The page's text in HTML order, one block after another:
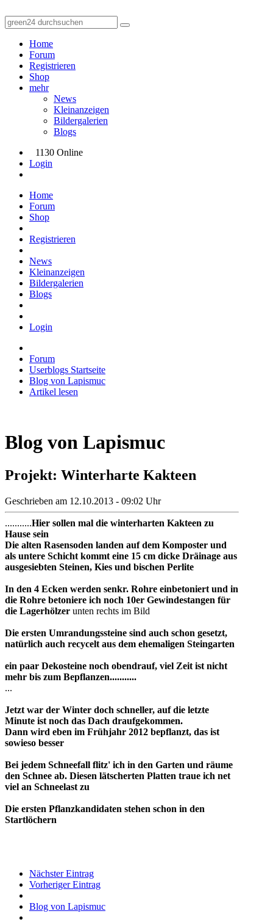
Home
Forum
Registrieren
Shop
mehr
News
Kleinanzeigen
Bildergalerien
Blogs
1130 Online
Login
Home
Forum
Shop
Registrieren
News
Kleinanzeigen
Bildergalerien
Blogs
Login
Forum
Userblogs Startseite
Blog von Lapismuc
Artikel lesen
Blog von Lapismuc
Projekt: Winterharte Kakteen
Geschrieben am 12.10.2013 - 09:02 Uhr
...........Hier sollen mal die winterharten Kakteen zu
Hause sein
Die alten Rasensoden landen auf dem Komposter und
als untere Schicht kommt eine 15 cm dicke Dräinage aus
ausgesiebten Steinen, Kies und bischen Perlite
In den 4 Ecken werden senkr. Rohre einbetoniert und in
die Rohre betoniere ich noch 10er Gewindestangen für
die Lagerhölzer unten rechts im Bild
Die ersten Umrandungssteine sind auch schon gesetzt,
natürlich auch recycelt aus dem ehemaligen Steingarten
ein paar Dekosteine noch obendrauf, viel Zeit ist nicht
mehr bis zum Bepflanzen...........
...
Jetzt war der Winter doch schneller, auf die letzte
Minute ist noch das Dach draufgekommen.
Dann wird eben im Frühjahr 2012 bepflanzt, das ist
sowieso besser
Bei jedem Schneefall flitz' ich in den Garten und räume
den Schnee ab. Diesen lätscherten Platten traue ich net
viel an Schneelast zu
Die ersten Pflanzkandidaten stehen schon in den
Startlöchern
Nächster Eintrag
Vorheriger Eintrag
Blog von Lapismuc